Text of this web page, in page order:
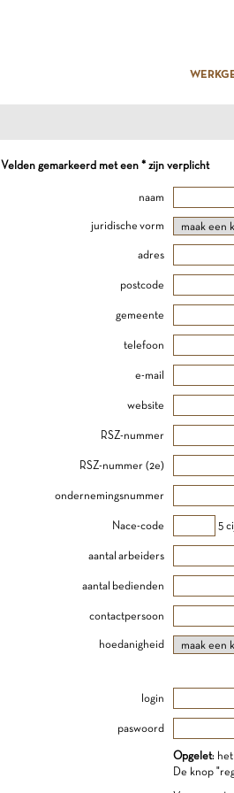
Velden gemarkeerd met een * zijn verplicht
naam
juridische vorm
adres
postcode
gemeente
telefoon
e-mail
website
RSZ-nummer
RSZ-nummer (2e)
ondernemingsnummer
Nace-code 5
aantal arbeiders
aantal bedienden
contactpersoon
hoedanigheid
login
paswoord
Opgelet:
De knop